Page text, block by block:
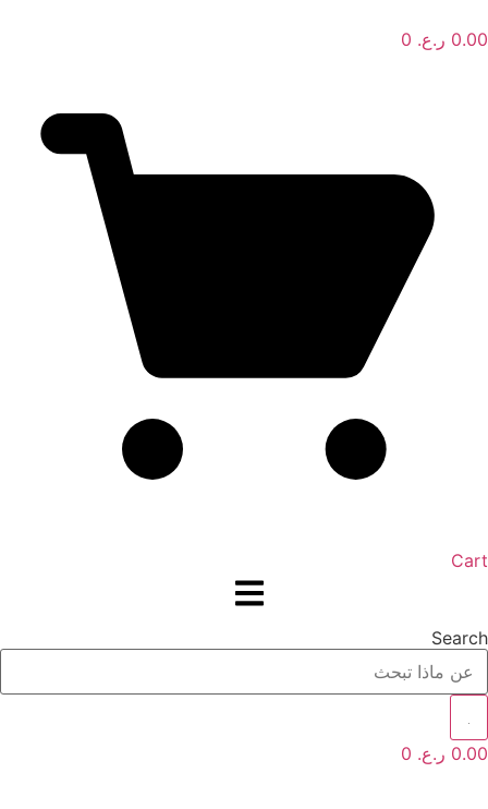
to
0.00 ر.ع. 0
Cart
Search
0.00 ر.ع. 0